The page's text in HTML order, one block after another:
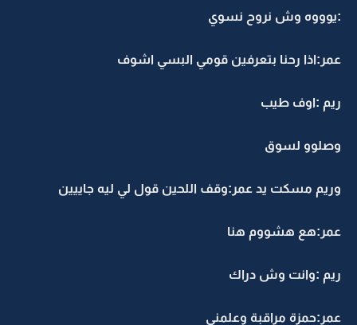
:يوووه وش نروح نسوي
عمر:اذا رحنا بتعرفين قومي البسي اشوف
ريم :اوف طيب
وصلوو لسوق
وريم مسكت يد عمر:وقف اللحين قول لي ليه جاييين
عمر:هع هشووم هنا
ريم :وانت وش دراك
عمر:حمزة مراقبة وعلمني